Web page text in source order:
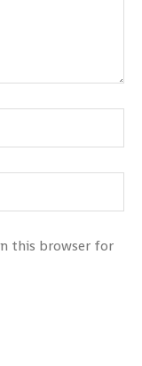
this browser for